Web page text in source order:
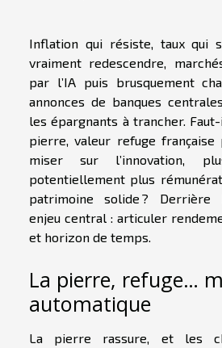
Inflation qui résiste, taux qui
vraiment redescendre,
par l’IA puis brusquement
annonces de banques
les épargnants à trancher.
pierre, valeur refuge française
miser sur l’innovation,
potentiellement plus
patrimoine solide ? Derrière
enjeu central : articuler
et horizon de temps.
La pierre, refuge…
automatique
La pierre rassure, et les